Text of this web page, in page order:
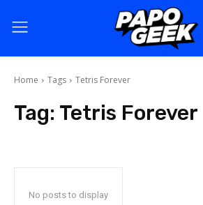
Home Tags Tetris Forever
Tag: Tetris Forever
No posts to display